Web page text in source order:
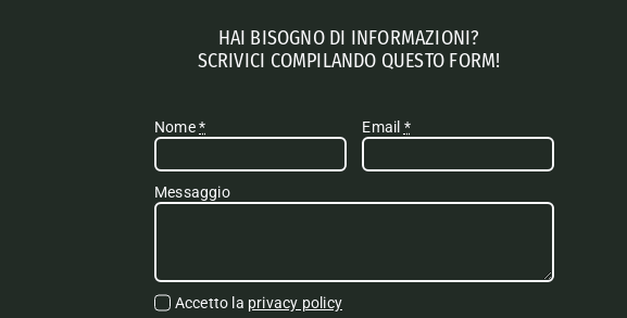
HAI BISOGNO DI INFORMAZIONI?
SCRIVICI COMPILANDO QUESTO FORM!
Nome* Email *
Messaggio
Accetto la privacy policy